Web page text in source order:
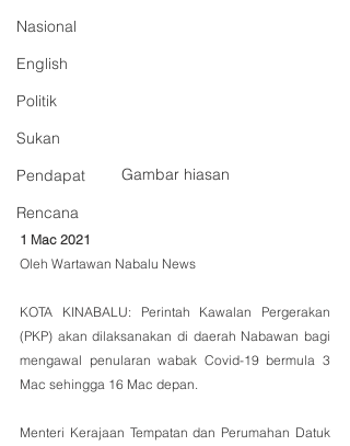
Nasional
English
Politik
Sukan
Pendapat
Rencana
Gambar hiasan
1 Mac 2021
Oleh Wartawan Nabalu News
KOTA KINABALU: Perintah Kawalan Pergerakan
(PKP) akan dilaksanakan di daerah Nabawan bagi
mengawal penularan wabak Covid-19 bermula 3
Mac sehingga 16 Mac depan.
Menteri Kerajaan Tempatan dan Perumahan Datuk